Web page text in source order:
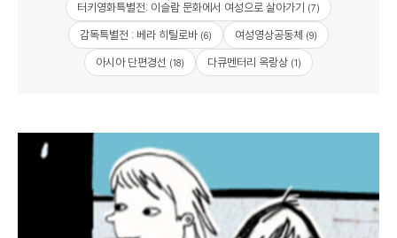
터키영화특별전: 이슬람 문화에서 여성으로 살아가기 (7)
감독특별전 : 베라 히틸로바 (6) 여성영상공동체 (9)
아시아 단편경선 (18) 다큐멘터리 옥랑상 (1)